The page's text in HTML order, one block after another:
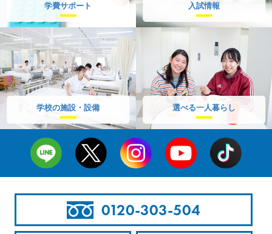
学費サポート 入試情報
学校の施設・設備 選べる一人暮らし
0120-303-504